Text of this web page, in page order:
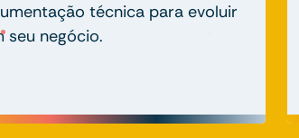
técnica para evoluir
seu negócio.